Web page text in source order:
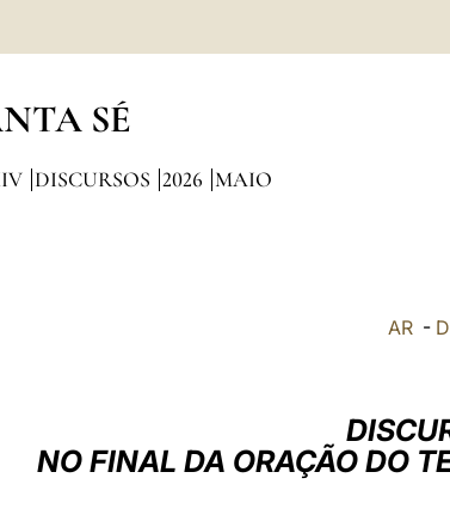
SÉ
DISCURSOS 2026 MAIO
AR -
NO FINAL DA ORAÇÃO DO